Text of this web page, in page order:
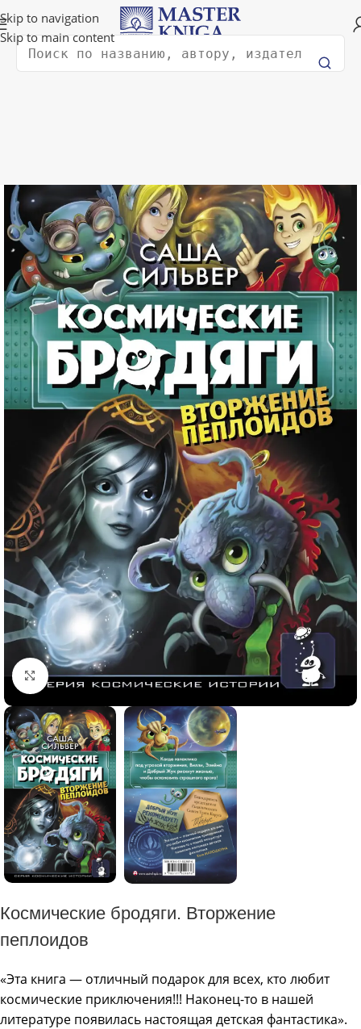
Skip to navigation
Skip to main content
Доставка в любую страну мира!
Поиск
Click to enlarge
Космические бродяги. Вторжение
пеплоидов
«Эта книга — отличный подарок для всех, кто любит
космические приключения!!! Наконец-то в нашей
литературе появилась настоящая детская фантастика».